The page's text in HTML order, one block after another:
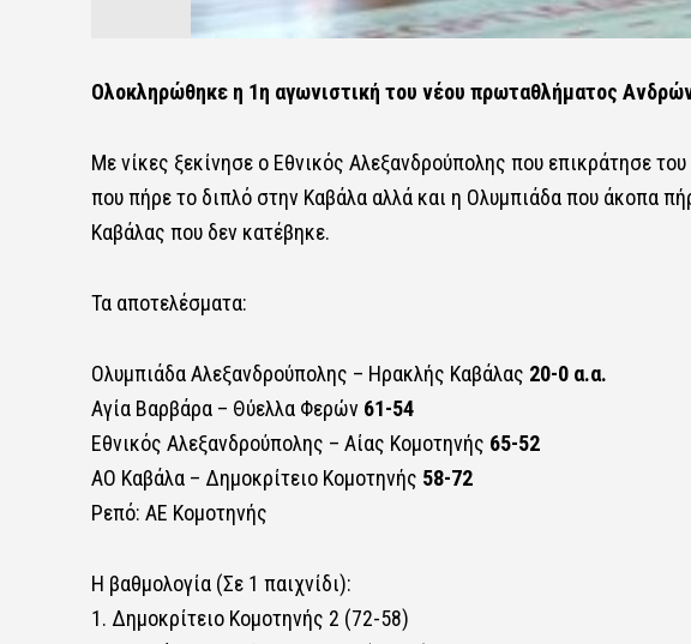
Ολοκληρώθηκε η 1η αγωνιστική του νέου πρωταθλήματος
Με νίκες ξεκίνησε ο Εθνικός Αλεξανδρούπολης που επικράτησε
που πήρε το διπλό στην Καβάλα αλλά και η Ολυμπιάδα που άκοπα
Καβάλας που δεν κατέβηκε.
Τα αποτελέσματα:
Oλυμπιάδα Αλεξανδρούπολης – Ηρακλής Καβάλας 20-0 α.α.
Αγία Βαρβάρα – Θύελλα Φερών 61-54
Εθνικός Αλεξανδρούπολης – Αίας Κομοτηνής 65-52
ΑΟ Καβάλα – Δημοκρίτειο Κομοτηνής 58-72
Ρεπό: ΑΕ Κομοτηνής
Η βαθμολογία (Σε 1 παιχνίδι):
1. Δημοκρίτειο Κομοτηνής 2 (72-58)